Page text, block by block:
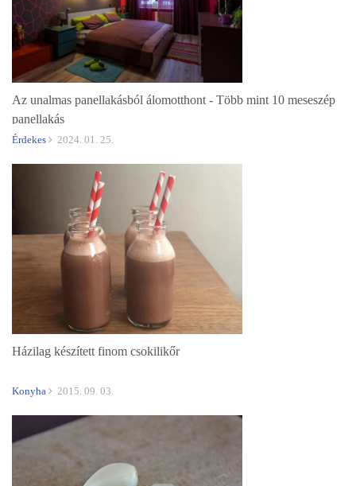
Az unalmas panellakásból álomotthont - Több mint 10 meseszép
panellakás
Érdekes 2024. 01. 25.
Házilag készített finom csokilikőr
Konyha 2015. 09. 03.